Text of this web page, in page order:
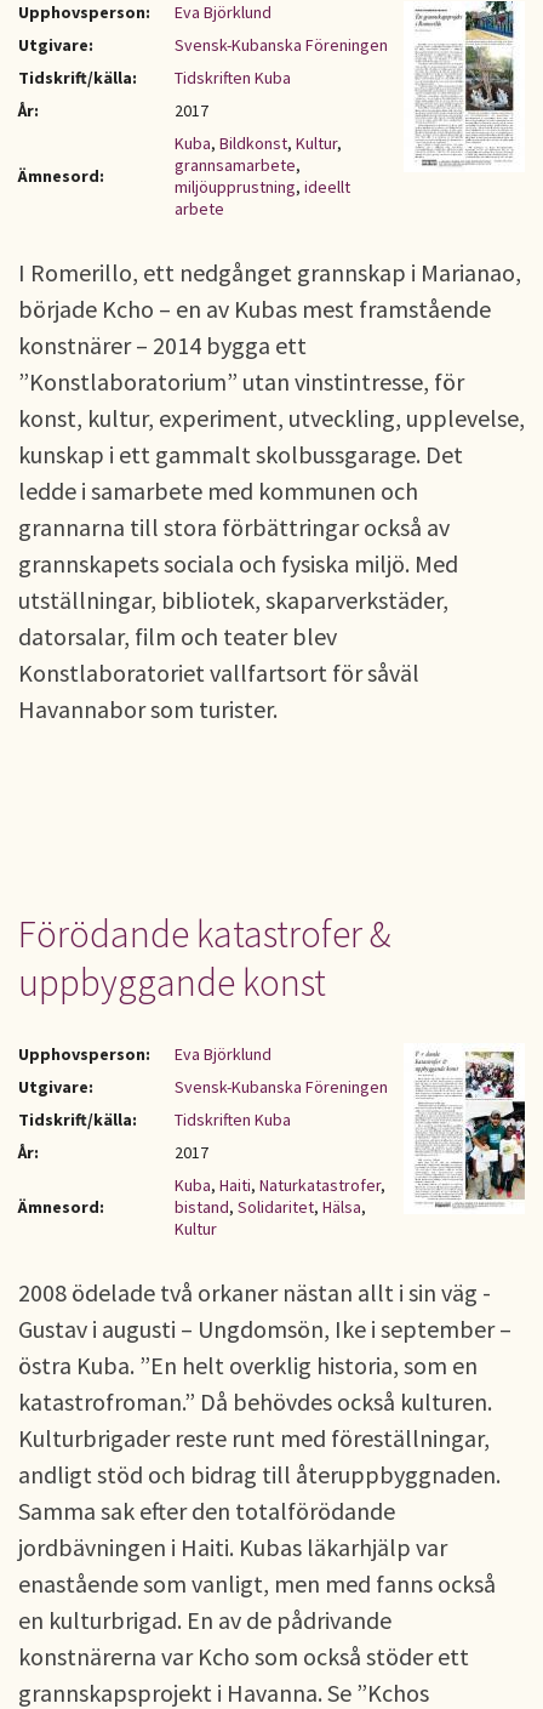
Upphovsperson:
Eva Björklund
Utgivare:
Svensk-Kubanska Föreningen
Tidskrift/källa:
Tidskriften Kuba
År:
2017
Ämnesord:
Kuba, Bildkonst, Kultur,
grannsamarbete,
miljöupprustning, ideellt
arbete
I Romerillo, ett nedgånget grannskap i Marianao,
började Kcho – en av Kubas mest framstående
konstnärer – 2014 bygga ett
”Konstlaboratorium” utan vinstintresse, för
konst, kultur, experiment, utveckling, upplevelse,
kunskap i ett gammalt skolbussgarage. Det
ledde i samarbete med kommunen och
grannarna till stora förbättringar också av
grannskapets sociala och fysiska miljö. Med
utställningar, bibliotek, skaparverkstäder,
datorsalar, film och teater blev
Konstlaboratoriet vallfartsort för såväl
Havannabor som turister.
Förödande katastrofer &
uppbyggande konst
Upphovsperson:
Eva Björklund
Utgivare:
Svensk-Kubanska Föreningen
Tidskrift/källa:
Tidskriften Kuba
År:
2017
Ämnesord:
Kuba, Haiti, Naturkatastrofer,
bistand, Solidaritet, Hälsa,
Kultur
2008 ödelade två orkaner nästan allt i sin väg -
Gustav i augusti – Ungdomsön, Ike i september –
östra Kuba. ”En helt overklig historia, som en
katastrofroman.” Då behövdes också kulturen.
Kulturbrigader reste runt med föreställningar,
andligt stöd och bidrag till återuppbyggnaden.
Samma sak efter den totalförödande
jordbävningen i Haiti. Kubas läkarhjälp var
enastående som vanligt, men med fanns också
en kulturbrigad. En av de pådrivande
konstnärerna var Kcho som också stöder ett
grannskapsprojekt i Havanna. Se ”Kchos